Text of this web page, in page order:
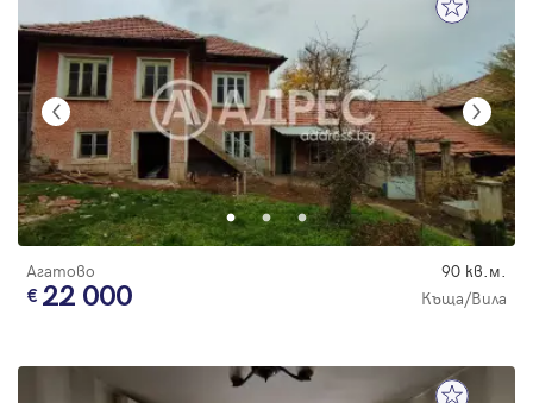
Агатово 90 кв.м.
22 000 Къща/Вила